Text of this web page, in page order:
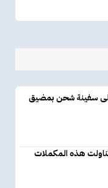
على سفينة شحن بمضيق
هذه المكملات